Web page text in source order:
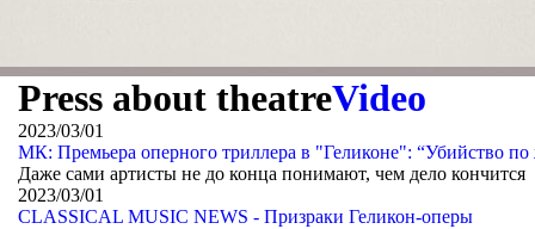
Press about theatreVideo
2023/03/01
МК: Премьера оперного триллера в "Геликоне": “Убийство
Даже сами артисты не до конца понимают, чем дело кончится
2023/03/01
СLASSICAL MUSIC NEWS - Призраки Геликон-оперы